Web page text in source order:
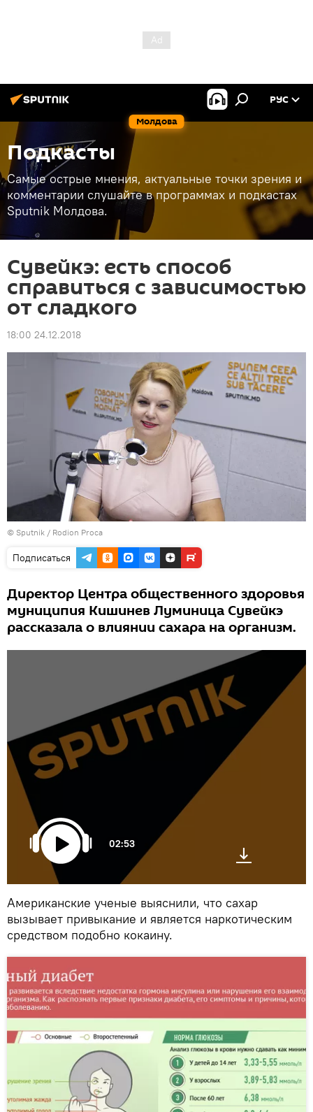
Молдова
РУС
Подкасты
Самые острые мнения, актуальные точки зрения и
комментарии слушайте в программах и подкастах
Sputnik Молдова.
Сувейкэ: есть способ
справиться с зависимостью
от сладкого
18:00 24.12.2018
© Sputnik / Rodion Proca
Подписаться
Директор Центра общественного здоровья
муниципия Кишинев Луминица Сувейкэ
рассказала о влиянии сахара на организм.
02:53
Американские ученые выяснили, что сахар
вызывает привыкание и является наркотическим
средством подобно кокаину.